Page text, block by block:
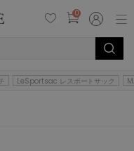
0
LeSportsac レスポートサック